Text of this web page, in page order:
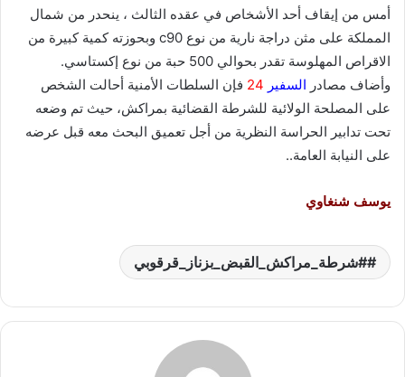
أمس من إيقاف أحد الأشخاص في عقده الثالث ، ينحدر من شمال
المملكة على مثن دراجة نارية من نوع c90 وبحوزته كمية كبيرة من
الاقراص المهلوسة تقدر بحوالي 500 حبة من نوع إكستاسي.
وأضاف مصادر السفير 24 فإن السلطات الأمنية أحالت الشخص
على المصلحة الولائية للشرطة القضائية بمراكش، حيث تم وضعه
تحت تدابير الحراسة النظرية من أجل تعميق البحث معه قبل عرضه
على النيابة العامة..
يوسف شنغاوي
#شرطة_مراكش_القبض_بزناز_قرقوبي